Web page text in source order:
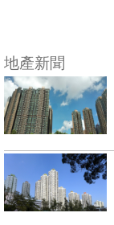
地產新聞